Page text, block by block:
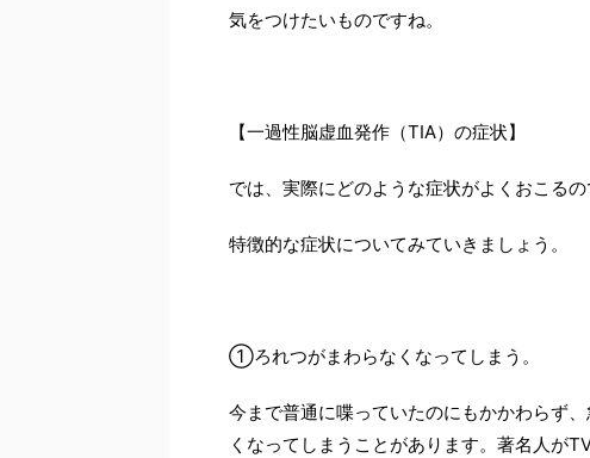
気をつけたいものですね。
【一過性脳虚血発作（TIA）の症状】
では、実際にどのような症状がよくおこるの
特徴的な症状についてみていきましょう。
①ろれつがまわらなくなってしまう。
今まで普通に喋っていたのにもかかわらず
くなってしまうことがあります。著名人が